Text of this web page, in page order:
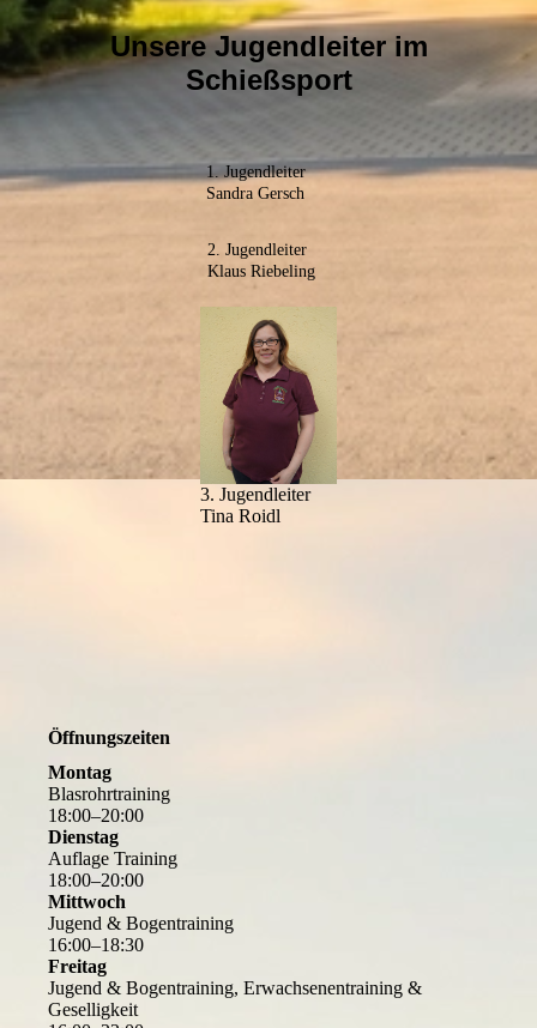
Unsere Jugendleiter im
Schießsport
1. Jugendleiter
Sandra Gersch
2. Jugendleiter
Klaus Riebeling
3. Jugendleiter
Tina Roidl
Öffnungszeiten
Montag
Blasrohrtraining
18:00–20:00
Dienstag
Auflage Training
18:00–20:00
Mittwoch
Jugend & Bogentraining
16:00–18:30
Freitag
Jugend & Bogentraining, Erwachsenentraining &
Geselligkeit